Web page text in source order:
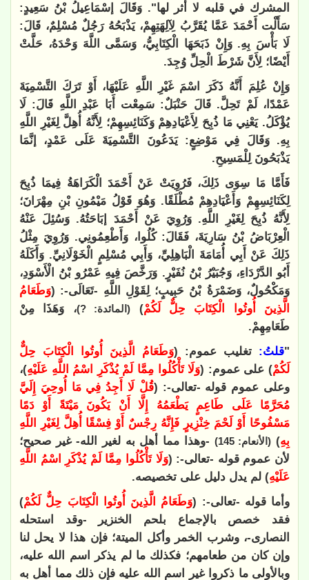
المشرك في قلبه لا أثر لها". وَقَالَ إسْمَاعِيلُ بْنُ سَعِيدٍ:
سَأَلْت أَحْمَدَ عَمَّا يُقَرَّبُ لِآلِهَتِهِمْ، يَذْبَحُهُ رَجُلٌ مُسْلِمٌ، قَالَ:
لَا بَأْسَ بِهِ. وَإِنْ ذَبَحَهَا الْكِتَابِيُّ، وَسَمَّى اللَّهَ وَحْدَهُ، حَلَّتْ
أَيْضًا؛ لِأَنَّ شَرْطَ الْحِلِّ وُجِدَ.
وَإِنْ عُلِمَ أَنَّهُ ذَكَرَ اسْمَ غَيْرِ اللَّهِ عَلَيْهَا، أَوْ تَرَكَ التَّسْمِيَةَ
عَمْدًا، لَمْ تَحِلَّ. قَالَ حَنْبَلٌ: سَمِعْت أَبَا عَبْدِ اللَّهِ قَالَ: لَا
يُؤْكَلُ. يَعْنِي مَا ذُبِحَ لِأَعْيَادِهِمْ وَكَنَائِسِهِمْ؛ لِأَنَّهُ أُهِلَّ لِغَيْرِ اللَّهِ
بِهِ. وَقَالَ فِي مَوْضِعٍ: يَدَعُونَ التَّسْمِيَةَ عَلَى عَمْدٍ، إنَّمَا
يَذْبَحُونَ لِلْمَسِيحِ.
فَأَمَّا مَا سِوَى ذَلِكَ، فَرُوِيَتْ عَنْ أَحْمَدَ الْكَرَاهَةُ فِيمَا ذُبِحَ
لِكَنَائِسِهِمْ وَأَعْيَادِهِمْ مُطْلَقًا. وَهُوَ قَوْلُ مَيْمُونِ بْنِ مِهْرَانَ؛
لِأَنَّهُ ذُبِحَ لِغَيْرِ اللَّهِ. وَرُوِيَ عَنْ أَحْمَدَ إبَاحَتُهُ. وَسُئِلَ عَنْهُ
الْعِرْبَاضُ بْنُ سَارِيَةَ، فَقَالَ: كُلُوا، وَأَطْعِمُونِي. وَرُوِيَ مِثْلُ
ذَلِكَ عَنْ أَبِي أُمَامَةَ الْبَاهِلِيِّ، وَأَبِي مُسْلِمٍ الْخَوْلَانِيِّ. وَأَكَلَهُ
أَبُو الدَّرْدَاءِ، وَجُبَيْرُ بْنُ نُفَيْرٍ. وَرَخَّصَ فِيهِ عَمْرُو بْنُ الْأَسْوَدِ،
وَمَكْحُولٌ، وَضَمْرَةُ بْنُ حَبِيبٍ؛ لِقَوْلِ اللَّهِ -تَعَالَى-: (وَطَعَامُ
الَّذِينَ أُوتُوا الْكِتَابَ حِلٌّ لَكُمْ) (المائدة: ?)، وَهَذَا مِنْ
طَعَامِهِمْ.
"قلتُ: تغليب عموم: (وَطَعَامُ الَّذِينَ أُوتُوا الْكِتَابَ حِلٌّ
لَكُمْ) على عموم: (وَلَا تَأْكُلُوا مِمَّا لَمْ يُذْكَرِ اسْمُ اللَّهِ عَلَيْهِ)،
وعلى عموم قوله -تعالى-: (قُلْ لَا أَجِدُ فِي مَا أُوحِيَ إِلَيَّ
مُحَرَّمًا عَلَى طَاعِمٍ يَطْعَمُهُ إِلَّا أَنْ يَكُونَ مَيْتَةً أَوْ دَمًا
مَسْفُوحًا أَوْ لَحْمَ خِنْزِيرٍ فَإِنَّهُ رِجْسٌ أَوْ فِسْقًا أُهِلَّ لِغَيْرِ اللَّهِ
بِهِ) (الأنعام: 145)
-وهذا مما أهل به لغير الله- غير صحيح؛
لأن عموم قوله -تعالى-: (وَلَا تَأْكُلُوا مِمَّا لَمْ يُذْكَرِ اسْمُ اللَّهِ
عَلَيْهِ) لم يدل دليل على تخصيصه.
وأما قوله -تعالى-: (وَطَعَامُ الَّذِينَ أُوتُوا الْكِتَابَ حِلٌّ لَكُمْ)
فقد خصص بالإجماع بلحم الخنزير -وقد استحله
النصارى-، وشرب الخمر وأكل الميتة؛ فإن هذا لا يحل لنا
وإن كان من طعامهم؛ فكذلك ما لم يذكر اسم الله عليه،
وبالأولى ما ذكروا غير اسم الله عليه فإن ذلك مما أهل به